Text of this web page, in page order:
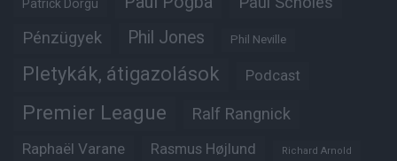
Patrick Dorgu
Pénzügyek Phil Jones Phil Neville
Pletykák, átigazolások Podcast
Premier League Ralf Rangnick
Raphaël Varane Rasmus Højlund Richard Arnold